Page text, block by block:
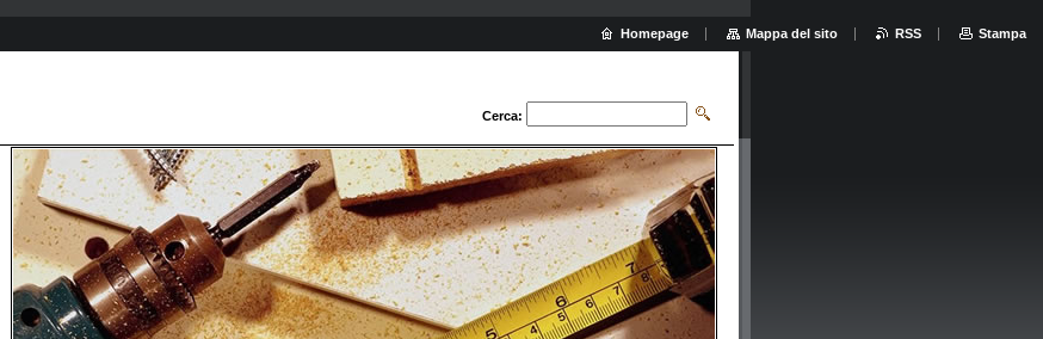
Cerca:
Homepage Mappa del sito RSS Stampa